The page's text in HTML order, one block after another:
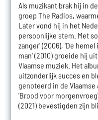
Als muzikant brak hij in
groep The Radios,
Later vond hij in het
persoonlijke stem. Met
zanger' (2006), 'De
man' (2010) groeide hij
Vlaamse muziek. Het
uitzonderlijk succes en
genoteerd in de
'Brood voor
(2021) bevestigden zijn